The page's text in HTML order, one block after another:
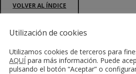
VOLVER AL ÍNDICE
Utilización de cookies
Utilizamos cookies de terceros para
AQUÍ para más información. Puede
pulsando el botón “Aceptar” o